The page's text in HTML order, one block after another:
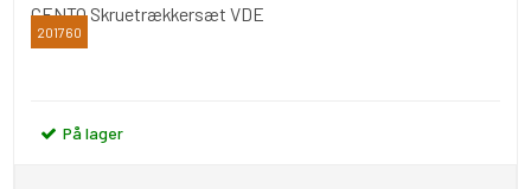
CENTO Skruetrækkersæt VDE
CENTO
201760
På lager